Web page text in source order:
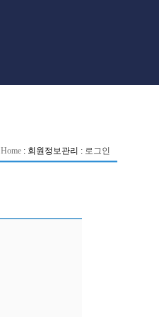
Home : 회원정보관리 : 로그인